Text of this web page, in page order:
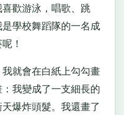
歡游泳，唱歌、跳
學校舞蹈隊的一名成
！
就會在白紙上勾勾畫
我變成了一支細長的
爆炸頭髮。我還畫了